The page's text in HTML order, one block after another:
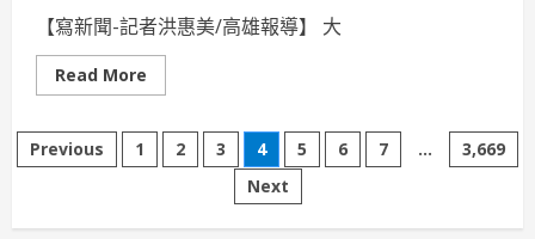
蜜
傳
遞
【寫新聞-記者洪惠美/高雄報導】 大
Read More
more
醫
新
「創
文Previous 1 2 3 4 5 6 7 ...
3,669
Next